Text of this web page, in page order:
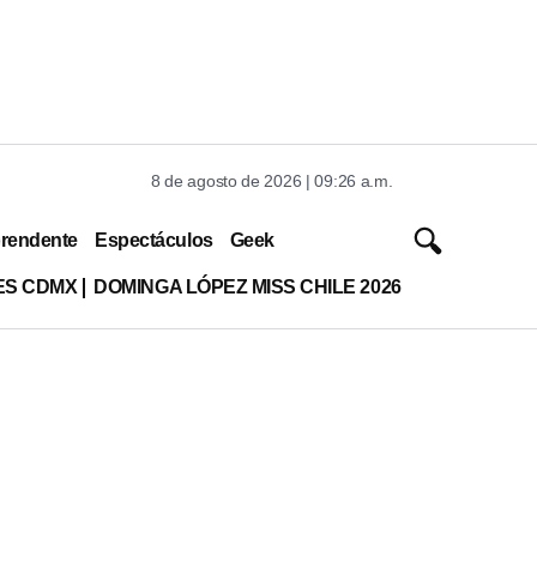
8 de agosto de 2026 | 09:26 a.m.
Espectáculos Geek
CDMX DOMINGA LÓPEZ MISS CHILE 2026